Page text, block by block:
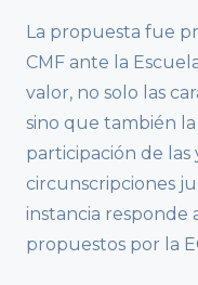
La propuesta fue
CMF ante la
valor, no solo las
sino que también
participación de las
circunscripciones
instancia responde
propuestos por la